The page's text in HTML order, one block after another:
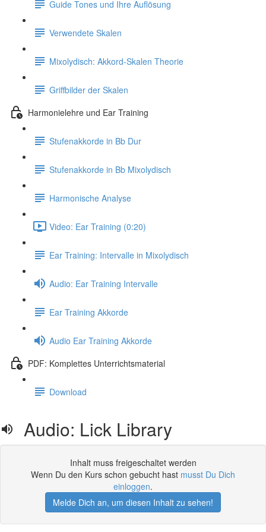
Guide Tones und Ihre Auflösung
Verwendete Skalen
Mixolydisch: Akkord-Skalen Theorie
Griffbilder der Skalen
Harmonielehre und Ear Training
Stufenakkorde in Bb Dur
Stufenakkorde in Bb Mixolydisch
Harmonische Analyse
Video: Ear Training (0:20)
Ear Training: Intervalle in Mixolydisch
Audio: Ear Training Intervalle
Ear Training Akkorde
Audio Ear Training Akkorde
PDF: Komplettes Unterrichtsmaterial
Download
Audio: Lick Library
Inhalt muss freigeschaltet werden
Wenn Du den Kurs schon gebucht hast musst Du Dich
einloggen.
Melde Dich an, um diesen Inhalt zu sehen!